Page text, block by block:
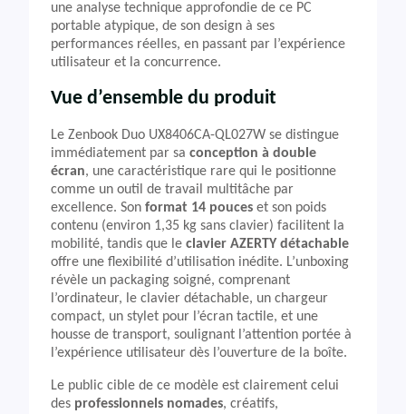
une analyse technique approfondie de ce PC
portable atypique, de son design à ses
performances réelles, en passant par l’expérience
utilisateur et la concurrence.
Vue d’ensemble du produit
Le Zenbook Duo UX8406CA-QL027W se distingue
immédiatement par sa conception à double
écran, une caractéristique rare qui le positionne
comme un outil de travail multitâche par
excellence. Son format 14 pouces et son poids
contenu (environ 1,35 kg sans clavier) facilitent la
mobilité, tandis que le clavier AZERTY détachable
offre une flexibilité d’utilisation inédite. L’unboxing
révèle un packaging soigné, comprenant
l’ordinateur, le clavier détachable, un chargeur
compact, un stylet pour l’écran tactile, et une
housse de transport, soulignant l’attention portée à
l’expérience utilisateur dès l’ouverture de la boîte.
Le public cible de ce modèle est clairement celui
des professionnels nomades, créatifs,